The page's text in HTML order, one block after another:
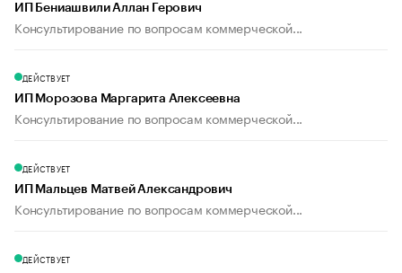
ИП Бениашвили Аллан Герович
Консультирование по вопросам коммерческой...
ДЕЙСТВУЕТ
ИП Морозова Маргарита Алексеевна
Консультирование по вопросам коммерческой...
ДЕЙСТВУЕТ
ИП Мальцев Матвей Александрович
Консультирование по вопросам коммерческой...
ДЕЙСТВУЕТ